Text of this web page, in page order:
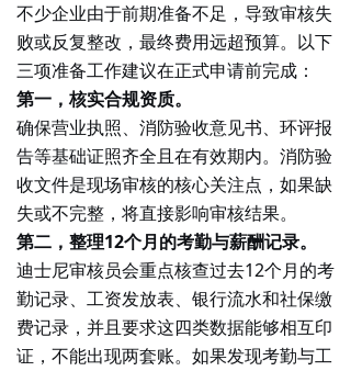
不少企业由于前期准备不足，导致审核失
败或反复整改，最终费用远超预算。以下
三项准备工作建议在正式申请前完成：
第一，核实合规资质。
确保营业执照、消防验收意见书、环评报
告等基础证照齐全且在有效期内。消防验
收文件是现场审核的核心关注点，如果缺
失或不完整，将直接影响审核结果。
第二，整理12个月的考勤与薪酬记录。
迪士尼审核员会重点核查过去12个月的考
勤记录、工资发放表、银行流水和社保缴
费记录 ，并且要求这四类数据能够相互印
证，不能出现两套账。如果发现考勤与工